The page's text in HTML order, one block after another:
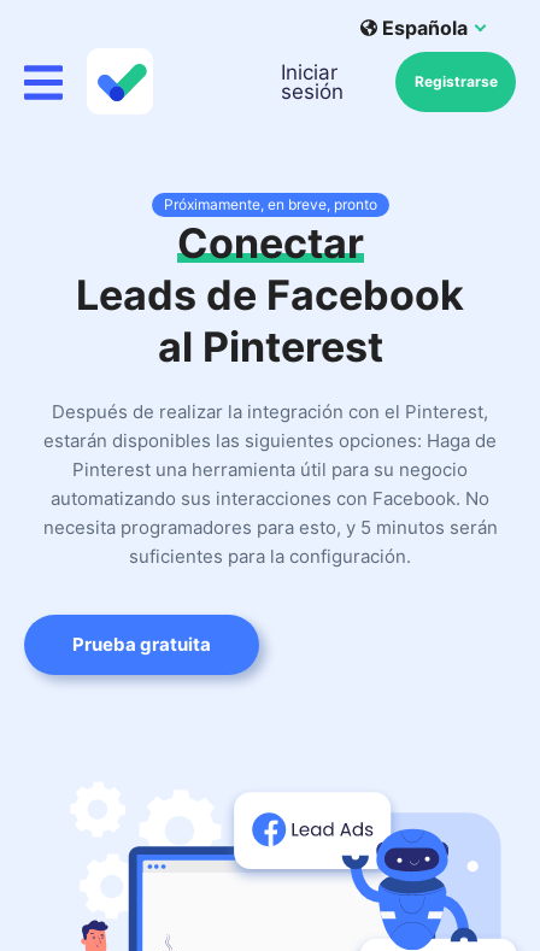
Española
Iniciar
sesión
Registrarse
Próximamente, en breve, pronto
Conectar
Leads de Facebook
al Pinterest
Después de realizar la integración con el Pinterest,
estarán disponibles las siguientes opciones: Haga de
Pinterest una herramienta útil para su negocio
automatizando sus interacciones con Facebook. No
necesita programadores para esto, y 5 minutos serán
suficientes para la configuración.
Prueba gratuita